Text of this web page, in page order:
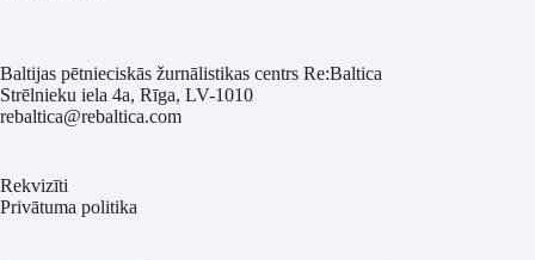
Baltijas pētnieciskās žurnālistikas centrs Re:Baltica
Strēlnieku iela 4a, Rīga, LV-1010
rebaltica@rebaltica.com
Rekvizīti
Privātuma politika